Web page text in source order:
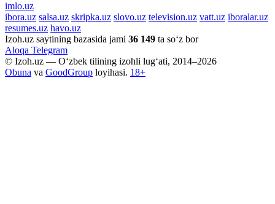
imlo.uz
ibora.uz salsa.uz skripka.uz slovo.uz television.uz vatt.uz iboralar.uz
resumes.uz havo.uz
Izoh.uz saytining bazasida jami 36 149 ta so‘z bor
Aloqa Telegram
© Izoh.uz — O‘zbek tilining izohli lug‘ati, 2014–2026
Obuna va GoodGroup loyihasi. 18+